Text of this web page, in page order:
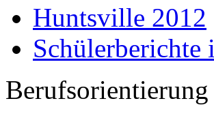
Huntsville 2012
Schülerberichte
Berufsorientierung